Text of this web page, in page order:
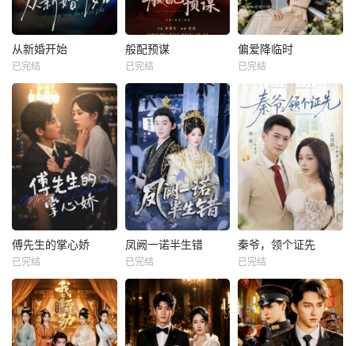
从新婚开始
已完结
般配预谋
已完结
偏爱降临时
已完结
傅先生的掌心娇
已完结
凤阙一诺半生错
已完结
秦爷，领个证先
已完结